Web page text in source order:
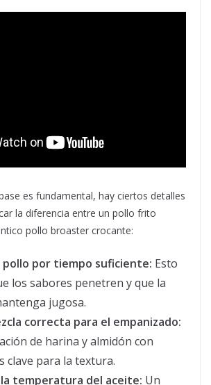
es fundamental, hay ciertos detalles
la diferencia entre un pollo frito
pollo broaster crocante:
pollo por tiempo suficiente: Esto
los sabores penetren y que la
jugosa.
correcta para el empanizado:
de harina y almidón con
clave para la textura.
temperatura del aceite: Un